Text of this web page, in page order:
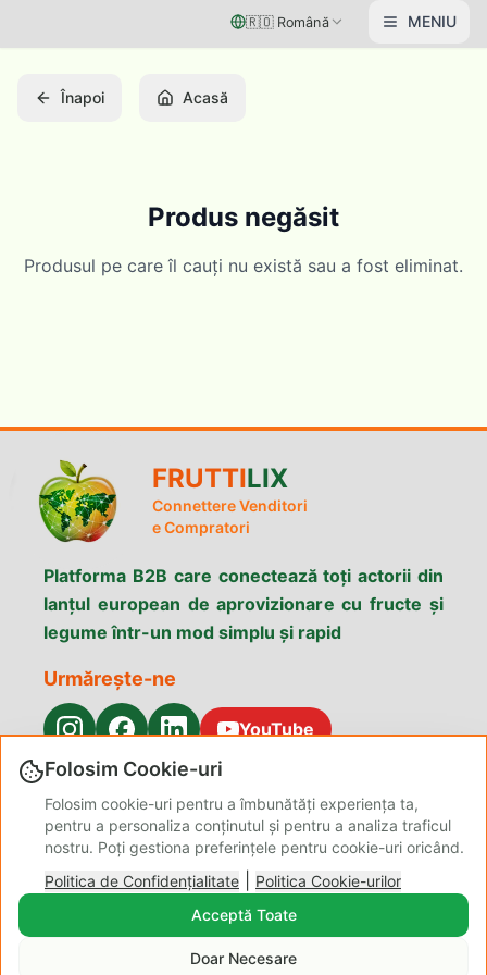
🇷🇴 Română MENIU
Înapoi Acasă
Produs negăsit
Produsul pe care îl cauți nu există sau a fost eliminat.
FRUTTILIX
Connettere Venditori
e Compratori
Platforma B2B care conectează toți actorii din
lanțul european de aprovizionare cu fructe și
legume într-un mod simplu și rapid
Urmărește-ne
YouTube
Meniu
Caută produse De ce Fruttilix
Servicii
Contacte
Confidențialitate
Despre noi
Termeni și
Condiții
Politica Cookie-
urilor
Blog Admin
Folosim Cookie-uri
Folosim cookie-uri pentru a îmbunătăți experiența ta,
pentru a personaliza conținutul și pentru a analiza traficul
nostru. Poți gestiona preferințele pentru cookie-uri oricând.
Politica de Confidențialitate
Politica Cookie-urilor
Acceptă Toate
Doar Necesare